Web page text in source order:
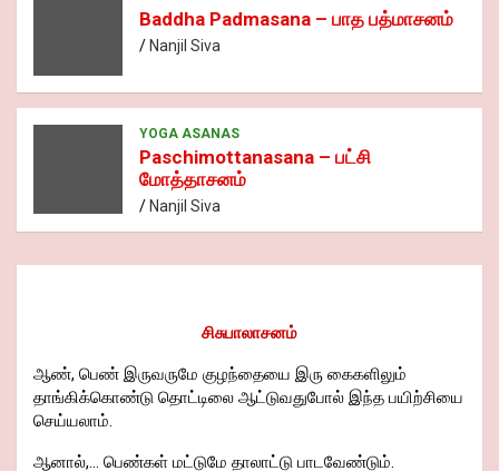
Baddha Padmasana – பாத பத்மாசனம்
Nanjil Siva
YOGA ASANAS
Paschimottanasana – பட்சி
மோத்தாசனம்
Nanjil Siva
சிசுபாலாசனம்
ஆண், பெண் இருவருமே குழந்தையை இரு கைகளிலும்
தாங்கிக்கொண்டு தொட்டிலை ஆட்டுவதுபோல் இந்த பயிற்சியை
செய்யலாம்.
ஆனால்,... பெண்கள் மட்டுமே தாலாட்டு பாடவேண்டும்.